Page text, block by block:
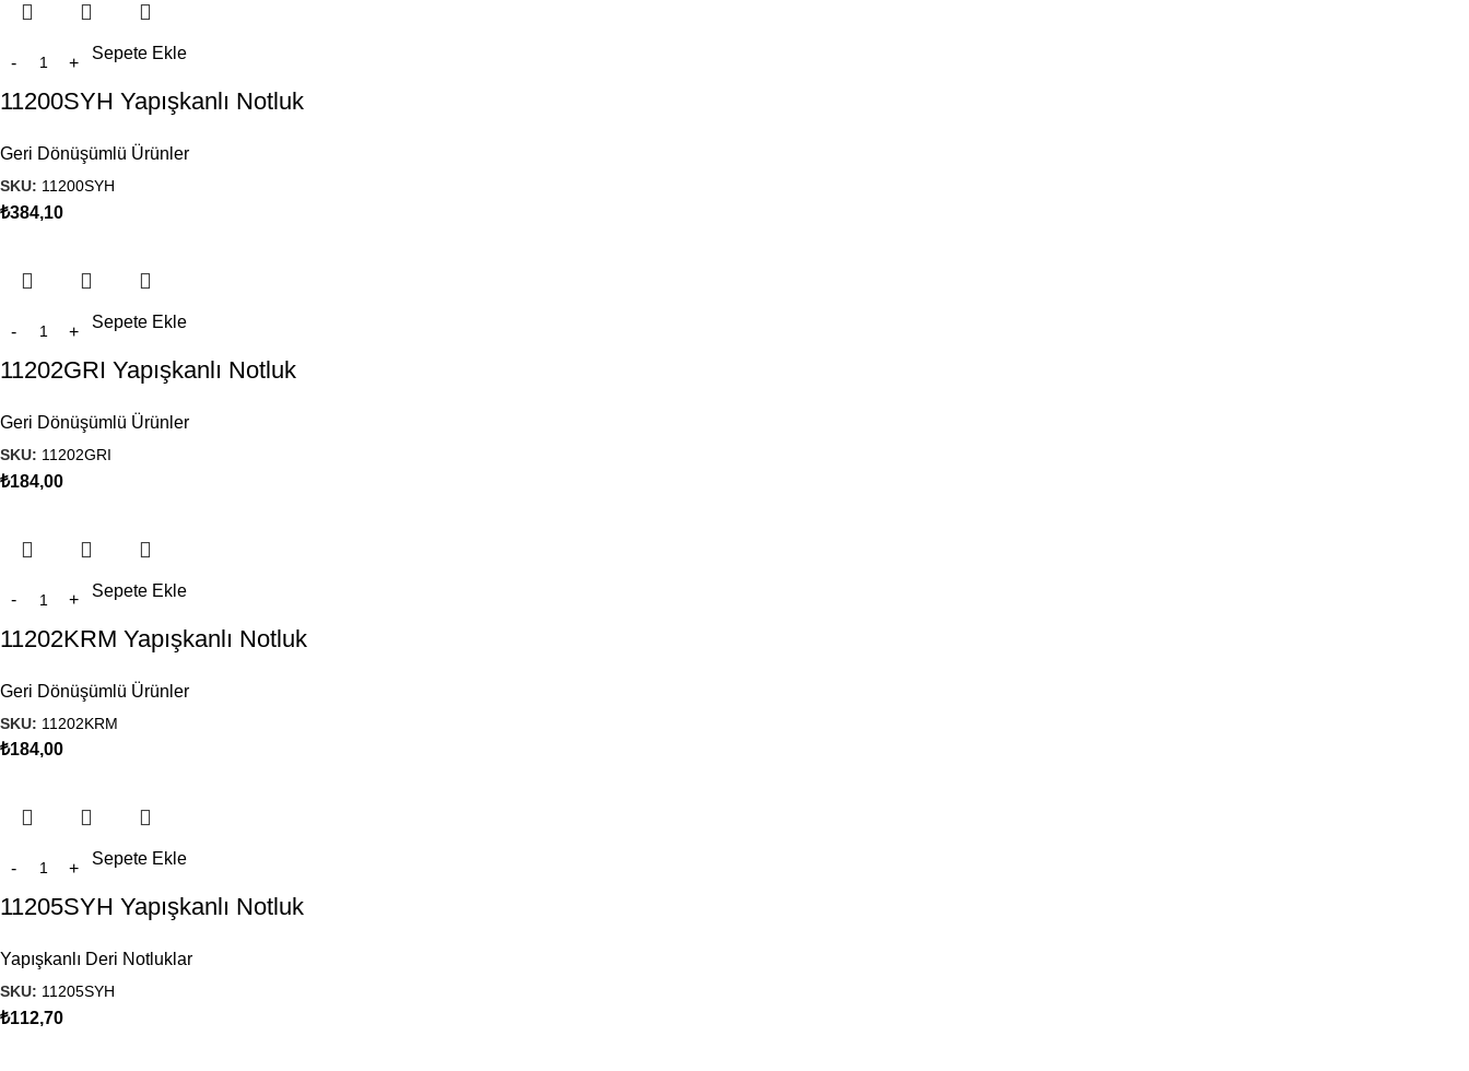
Sepete Ekle
11200SYH Yapışkanlı Notluk
Geri Dönüşümlü Ürünler
SKU: 11200SYH
₺384,10
Sepete Ekle
11202GRI Yapışkanlı Notluk
Geri Dönüşümlü Ürünler
SKU: 11202GRI
₺184,00
Sepete Ekle
11202KRM Yapışkanlı Notluk
Geri Dönüşümlü Ürünler
SKU: 11202KRM
₺184,00
Sepete Ekle
11205SYH Yapışkanlı Notluk
Yapışkanlı Deri Notluklar
SKU: 11205SYH
₺112,70